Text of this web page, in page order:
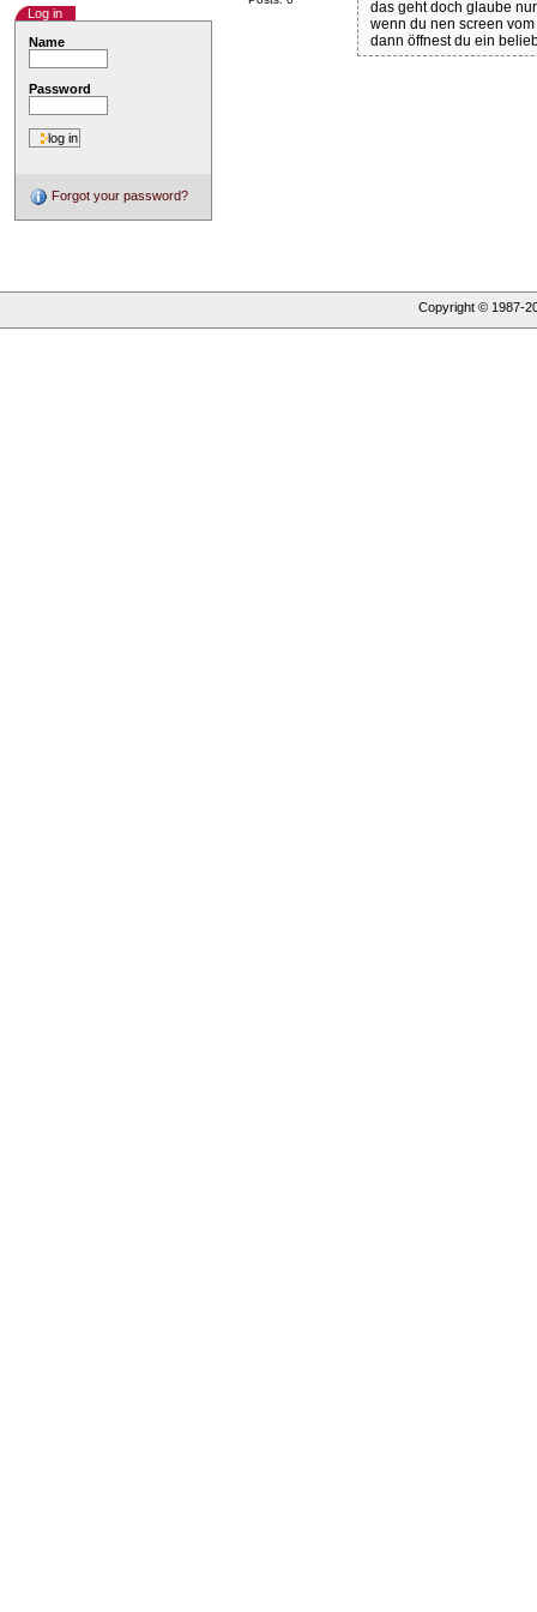
Log in
Name
Password
Forgot your password?
das geht doch glaube
wenn du nen screen
dann öffnest du ein
Copyright © 1987-